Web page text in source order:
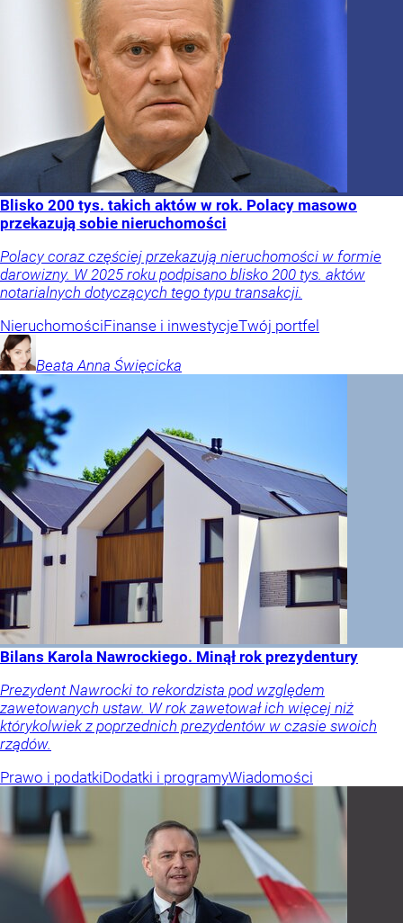
Blisko 200 tys. takich aktów w rok. Polacy masowo
przekazują sobie nieruchomości
Polacy coraz częściej przekazują nieruchomości w formie
darowizny. W 2025 roku podpisano blisko 200 tys. aktów
notarialnych dotyczących tego typu transakcji.
NieruchomościFinanse i inwestycjeTwój portfel
Beata Anna Święcicka
Bilans Karola Nawrockiego. Minął rok prezydentury
Prezydent Nawrocki to rekordzista pod względem
zawetowanych ustaw. W rok zawetował ich więcej niż
którykolwiek z poprzednich prezydentów w czasie swoich
rządów.
Prawo i podatkiDodatki i programyWiadomości